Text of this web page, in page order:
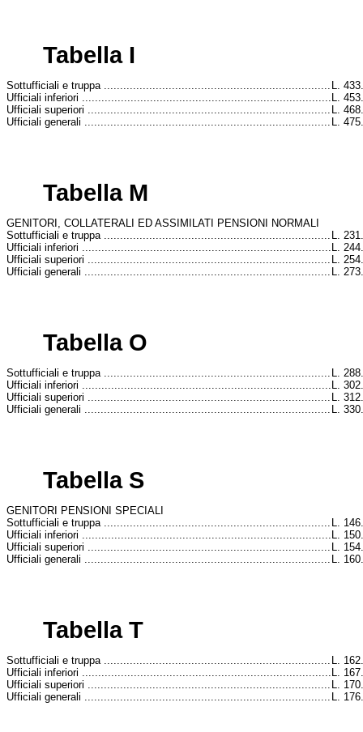
Tabella I
Sottufficiali e truppa ...................................................................... L.
Ufficiali inferiori ............................................................................. L.
Ufficiali superiori ........................................................................... L.
Ufficiali generali ............................................................................ L.
Tabella M
GENITORI, COLLATERALI ED ASSIMILATI PENSIONI NORMALI
Sottufficiali e truppa ...................................................................... L.
Ufficiali inferiori ............................................................................. L.
Ufficiali superiori ........................................................................... L.
Ufficiali generali ............................................................................ L.
Tabella O
Sottufficiali e truppa ...................................................................... L.
Ufficiali inferiori ............................................................................. L.
Ufficiali superiori ........................................................................... L.
Ufficiali generali ............................................................................ L.
Tabella S
GENITORI PENSIONI SPECIALI
Sottufficiali e truppa ...................................................................... L.
Ufficiali inferiori ............................................................................. L.
Ufficiali superiori ........................................................................... L.
Ufficiali generali ............................................................................ L.
Tabella T
Sottufficiali e truppa ...................................................................... L.
Ufficiali inferiori ............................................................................. L.
Ufficiali superiori ........................................................................... L.
Ufficiali generali ............................................................................ L.